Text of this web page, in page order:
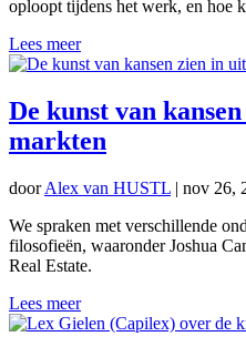
oploopt tijdens het werk, en hoe
Lees meer
De kunst van
markten
doorAlex van HUSTL | nov 26,
We spraken met verschillende
filosofieën, waaronder Joshua
Real Estate.
Lees meer